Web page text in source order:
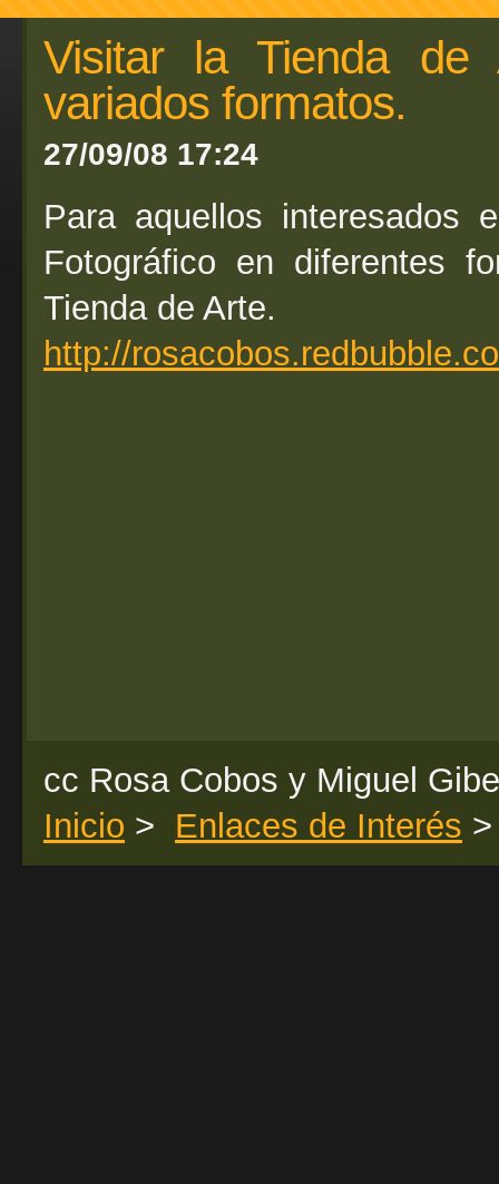
Visitar la Tienda de
variados formatos.
27/09/08 17:24
Para aquellos interesados
Fotográfico en diferentes
Tienda de Arte.
http://
cc Rosa Cobos y Miguel
Inicio > Enlaces de Interés